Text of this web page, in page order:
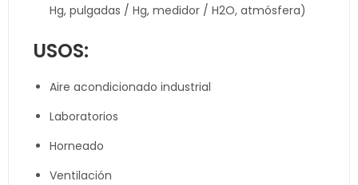
Hg, pulgadas / Hg, medidor / H2O, atmósfera)
USOS:
Aire acondicionado industrial
Laboratorios
Horneado
Ventilación